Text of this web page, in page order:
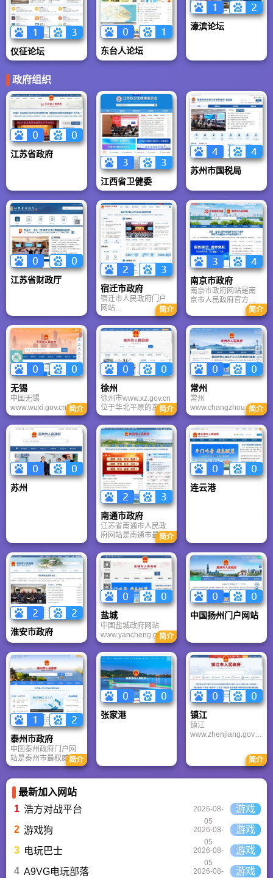
仪征论坛 东台人论坛
濠滨论坛
政府组织
江苏省政府
江西省卫健委
苏州市国税局
江苏省财政厅
宿迁市政府
宿迁市人民政府门户
网站
（www.suqian.gov.cn
）是江苏省宿迁市官
方权威的政务信息发
布和公共服务平台。
该网站由宿迁市人民
政府主办、宿迁市人
民政府办公室承办，
旨在推进政务公开、
优化政务服务、加强
政民互动、提升政府
治理能力。
简介
南京市政府
南京市政府网站是南
京市人民政府官方门
户，2025年政府信息
公开合格率100%。提
供个人/法人服务超
500项，年在线办理量
超500万件；开设“书
记信箱”“市长信箱”，
留言按期办结率
100%；发布统计公
报、经济数据等公共
数据超500项，联动
“我的南京”客户端实现
PC端与移动端服务同
步。依托集约化云平
台，打造公开透明、
服务高效、互动便民
的数字政府核心平
台。
简介
无锡
中国无锡
www.wuxi.gov.cn??是
在无锡市委、市政府
领导亲自关心、 指导
下建立和发展起来的
政府门户网站，中国
无锡政府门户网站始
建于1999年，曾是全
国百佳政府网站之
一。中国无锡政府门
户网站工作部门,中国
政府各部门和区县政
府子网站的指导、检
查和监督工作。
简介
徐州
徐州市www.xz.gov.cn
位于华北平原的东南
部，域内除中部和东
部存在少数丘岗外，
大部皆为平原。徐州
市地处古淮河的支流
沂、沭、泗诸水的下
游，以黄河故道为分
水岭，形成北部的
沂、沭、泗水系和南
部的濉、安河水系。
徐州市属暖温带季风
气候区，由于东西狭
长，受海洋影响程度
有差异，东部属暖温
带湿润季风气候，西
部为暖温带半湿润气
候，受东南季风影响
较大。
简介
常州
常州
www.changzhou.gov.
cn位居长江之南、太
湖之滨，常州处于长
三角中心地带，与上
海、南京两大都市等
距相望，与苏州、无
锡联袂成片，构成苏
锡常都市圈。常州是
一座有着3200年左右
文字记载的历史文化
简介
苏州
南通市政府
江苏省南通市人民政
府网站是南通市最权
威、最全面的政务门
户，集信息发布、在
线办事、政民互动、
数据开放于一体，既
是政府施政的窗口，
也是市民企业的服务
站，更是推动南通高
质量发展的重要数字
基础设施。
简介
连云港
淮安市政府
盐城
中国盐城政府网站
www.yancheng.gov.c
n由盐城市人民政府主
办、盐城市人民政府
办公室承办、管理。
中国盐城政府网站的
建设过程中，我们始
终以宣传盐城、服务
社会、沟通民众、高
效透明、信息整合、
资源共享为宗旨，力
简介
中国扬州门户网站
泰州市政府
中国泰州政府门户网
站是泰州市最权威、
最全面的政务门户，
集信息发布、在线服
务、互动交流、数据
开放于一体，是了解
泰州、办事创业、参
与治理的重要窗口。
简介
张家港 镇江
镇江
www.zhenjiang.gov.c
的国家历史文化名
城，有着极其丰厚的
文化积淀。3000多年
前，周康王分封夨为
从镇江大港烟墩山出
土的国宝级西周青铜
器宜侯夨簋及其126字
的铭文无不充分折射
出镇江悠久而辉煌的
历史。
简介
最新加入网站
1 浩方对战平台
2026-08-
05
游戏
2 游戏狗
2026-08-
05
游戏
3 电玩巴士
2026-08-
05
游戏
4 A9VG电玩部落
2026-08-
游戏